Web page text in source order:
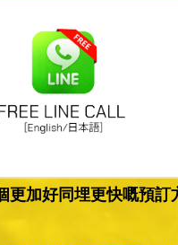
更加好同埋更快嘅預訂